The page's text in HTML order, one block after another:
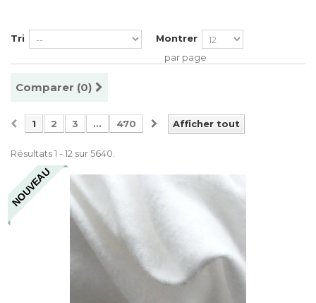
Tri
Montrer
par page
Comparer (0)
Afficher tout
1 2 3 ... 470
Résultats 1 - 12 sur 5640.
NOUVEAU